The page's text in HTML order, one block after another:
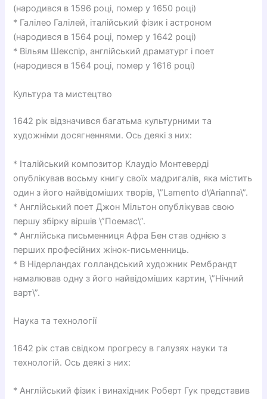
(народився в 1596 році, помер у 1650 році)
* Галілео Галілей, італійський фізик і астроном
(народився в 1564 році, помер у 1642 році)
* Вільям Шекспір, англійський драматург і поет
(народився в 1564 році, помер у 1616 році)
Культура та мистецтво
1642 рік відзначився багатьма культурними та
художніми досягненнями. Ось деякі з них:
* Італійський композитор Клаудіо Монтеверді
опублікував восьму книгу своїх мадригалів, яка містить
один з його найвідоміших творів, \”Lamento d\’Arianna\”.
* Англійський поет Джон Мільтон опублікував свою
першу збірку віршів \”Поемас\”.
* Англійська письменниця Афра Бен став однією з
перших професійних жінок-письменниць.
* В Нідерландах голландський художник Рембрандт
намалював одну з його найвідоміших картин, \”Нічний
варт\”.
Наука та технології
1642 рік став свідком прогресу в галузях науки та
технологій. Ось деякі з них:
* Англійський фізик і винахідник Роберт Гук представив